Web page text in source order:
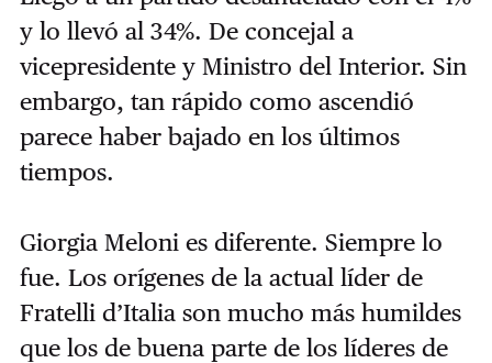
y lo llevó al 34%. De concejal a
vicepresidente y Ministro del Interior. Sin
embargo, tan rápido como ascendió
parece haber bajado en los últimos
tiempos.
Giorgia Meloni es diferente. Siempre lo
fue. Los orígenes de la actual líder de
Fratelli d’Italia son mucho más humildes
que los de buena parte de los líderes de